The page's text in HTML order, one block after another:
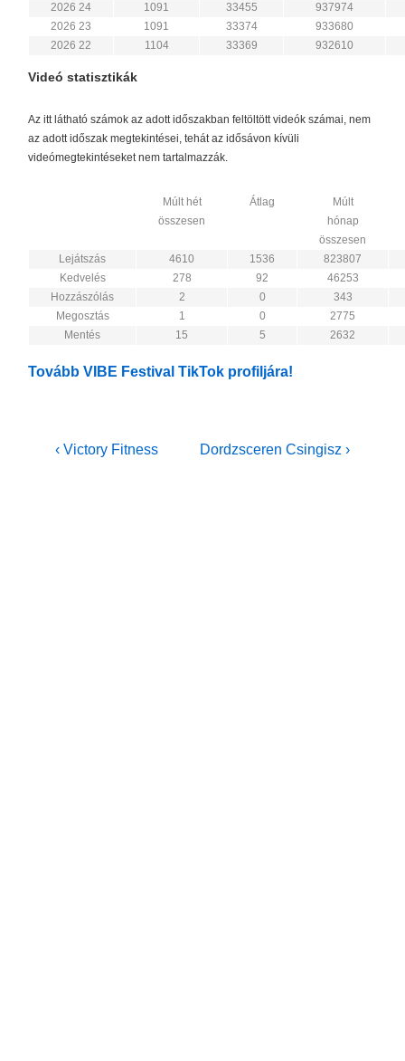
2026 24
1091 33455
937974
2026 23
1091 33374
933680
2026 22
1104 33369 932610
Videó statisztikák
Az itt látható számok az adott időszakban feltöltött videók számai, nem
az adott időszak megtekintései, tehát az idősávon kívüli
videómegtekintéseket nem tartalmazzák.
Múlt hét
összesen
Átlag
Múlt
hónap
összesen
Lejátszás
4610 1536
823807
Kedvelés
278 92
46253
Hozzászólás
2 0
343
Megosztás
1 0
2775
Mentés
15 5 2632
Tovább VIBE Festival TikTok profiljára!
Bejegyzés
Previous
‹ Victory Fitness
Next
Dordzsceren Csingisz ›